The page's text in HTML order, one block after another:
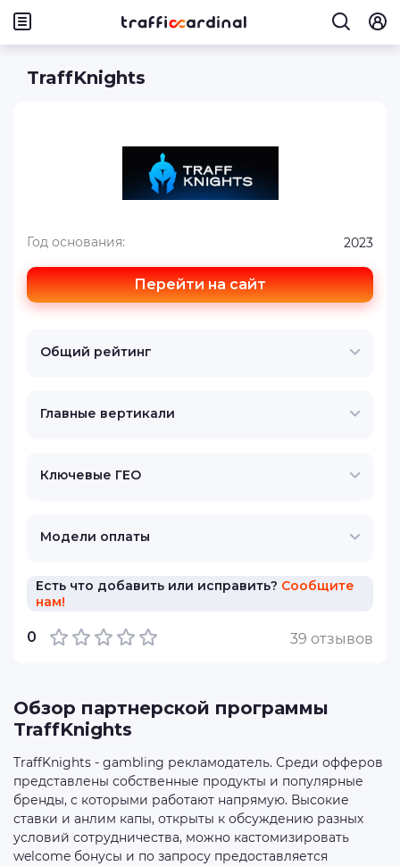
TraffKnights
Перейти на сайт
Год основания: 2023
Общий рейтинг
Главные вертикали
Ключевые ГЕО
Модели оплаты
Есть что добавить или исправить? Сообщите
нам!
0 39 отзывов
Обзор партнерской программы
TraffKnights
TraffKnights - gambling рекламодатель. Среди офферов
представлены собственные продукты и популярные
бренды, с которыми работают напрямую. Высокие
ставки и анлим капы, открыты к обсуждению разных
условий сотрудничества, можно кастомизировать
welcome бонусы и по запросу предоставляется